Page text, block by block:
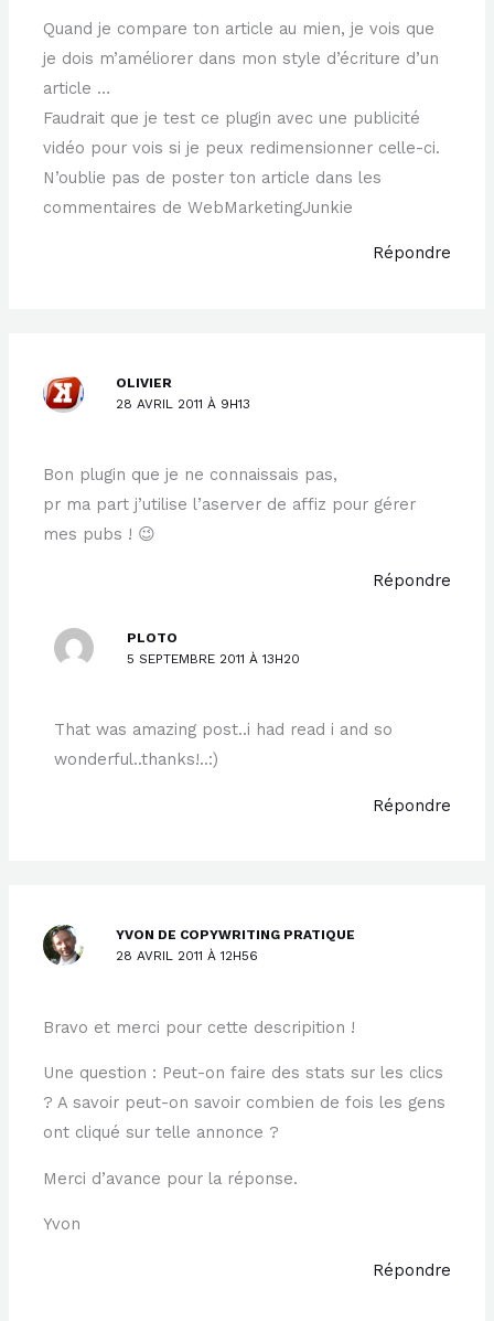
Quand je compare ton article au mien, je vois que
je dois m’améliorer dans mon style d’écriture d’un
article …
Faudrait que je test ce plugin avec une publicité
vidéo pour vois si je peux redimensionner celle-ci.
N’oublie pas de poster ton article dans les
commentaires de WebMarketingJunkie
Répondre
OLIVIER
28 AVRIL 2011 À 9H13
Bon plugin que je ne connaissais pas,
pr ma part j’utilise l’aserver de affiz pour gérer
mes pubs ! 😉
Répondre
PLOTO
5 SEPTEMBRE 2011 À 13H20
That was amazing post..i had read i and so
wonderful..thanks!..:)
Répondre
YVON DE COPYWRITING PRATIQUE
28 AVRIL 2011 À 12H56
Bravo et merci pour cette descripition !
Une question : Peut-on faire des stats sur les clics
? A savoir peut-on savoir combien de fois les gens
ont cliqué sur telle annonce ?
Merci d’avance pour la réponse.
Yvon
Répondre